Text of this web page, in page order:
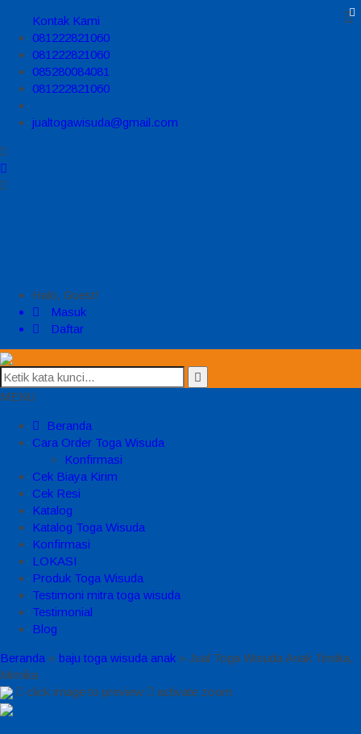
Kontak Kami
081222821060
081222821060
085280084081
081222821060
jualtogawisuda@gmail.com
Halo, Guest!
Masuk
Daftar
MENU
Beranda
Cara Order Toga Wisuda
Konfirmasi
Cek Biaya Kirim
Cek Resi
Katalog
Katalog Toga Wisuda
Konfirmasi
LOKASI
Produk Toga Wisuda
Testimoni mitra toga wisuda
Testimonial
Blog
Beranda » baju toga wisuda anak » Jual Toga Wisuda Anak Timika,
Mimika
click image to preview
activate zoom